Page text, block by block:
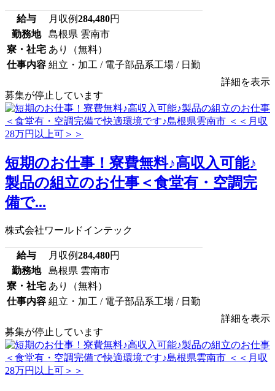
給与 月収例284,480円
勤務地
島根県 雲南市
寮・社宅 あり（無料）
仕事内容 組立・加工 / 電子部品系工場 / 日勤
詳細を表示
募集が停止しています
短期のお仕事！寮費無料♪高収入可能♪
製品の組立のお仕事＜食堂有・空調完
備で...
株式会社ワールドインテック
給与 月収例284,480円
勤務地
島根県 雲南市
寮・社宅 あり（無料）
仕事内容 組立・加工 / 電子部品系工場 / 日勤
詳細を表示
募集が停止しています